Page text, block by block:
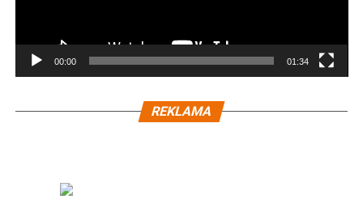
00:00 01:34
REKLAMA